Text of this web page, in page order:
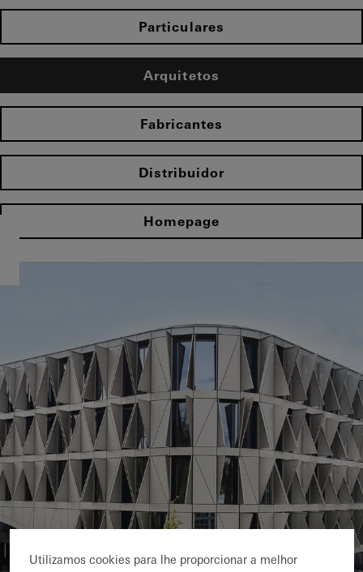
Particulares
Arquitetos
Fabricantes
Distribuidor
Homepage
Utilizamos cookies para lhe proporcionar a melhor